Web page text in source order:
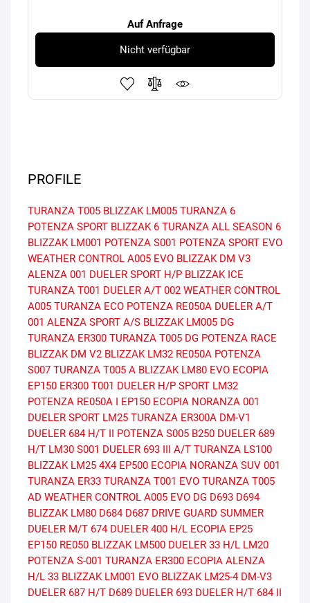
Auf Anfrage
Nicht verfügbar
PROFILE
TURANZA T005 BLIZZAK LM005 TURANZA 6
POTENZA SPORT BLIZZAK 6 TURANZA ALL SEASON 6
BLIZZAK LM001 POTENZA S001 POTENZA SPORT EVO
WEATHER CONTROL A005 EVO BLIZZAK DM V3
ALENZA 001 DUELER SPORT H/P BLIZZAK ICE
TURANZA T001 DUELER A/T 002 WEATHER CONTROL
A005 TURANZA ECO POTENZA RE050A DUELER A/T
001 ALENZA SPORT A/S BLIZZAK LM005 DG
TURANZA ER300 TURANZA T005 DG POTENZA RACE
BLIZZAK DM V2 BLIZZAK LM32 RE050A POTENZA
S007 TURANZA T005 A BLIZZAK LM80 EVO ECOPIA
EP150 ER300 T001 DUELER H/P SPORT LM32
POTENZA RE050A I EP150 ECOPIA NORANZA 001
DUELER SPORT LM25 TURANZA ER300A DM-V1
DUELER 684 H/T II POTENZA S005 B250 DUELER 689
H/T LM30 S001 DUELER 693 III A/T TURANZA LS100
BLIZZAK LM25 4X4 EP500 ECOPIA NORANZA SUV 001
TURANZA ER33 TURANZA T001 EVO TURANZA T005
AD WEATHER CONTROL A005 EVO DG D693 D694
BLIZZAK LM80 D684 D687 DRIVE GUARD SUMMER
DUELER M/T 674 DUELER 400 H/L ECOPIA EP25
EP150 RE050 BLIZZAK LM500 DUELER 33 H/L LM20
POTENZA S-001 TURANZA ER300 ECOPIA ALENZA
H/L 33 BLIZZAK LM001 EVO BLIZZAK LM25-4 DM-V3
DUELER 687 H/T D689 DUELER 693 DUELER H/T 684 II